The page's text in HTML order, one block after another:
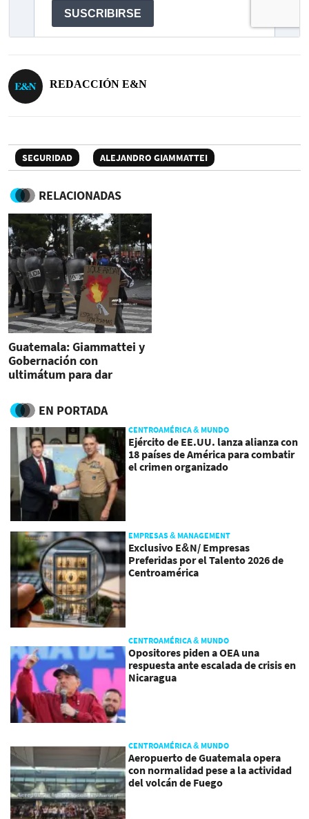
REDACCIÓN E&N
SEGURIDAD ALEJANDRO GIAMMATTEI
RELACIONADAS
Guatemala: Giammattei y
Gobernación con
ultimátum para dar
manifestaciones
EN PORTADA
CENTROAMÉRICA & MUNDO
Ejército de EE.UU. lanza alianza con
18 países de América para combatir
el crimen organizado
EMPRESAS & MANAGEMENT
Exclusivo E&N/ Empresas
Preferidas por el Talento 2026 de
Centroamérica
CENTROAMÉRICA & MUNDO
Opositores piden a OEA una
respuesta ante escalada de crisis en
Nicaragua
CENTROAMÉRICA & MUNDO
Aeropuerto de Guatemala opera
con normalidad pese a la actividad
del volcán de Fuego